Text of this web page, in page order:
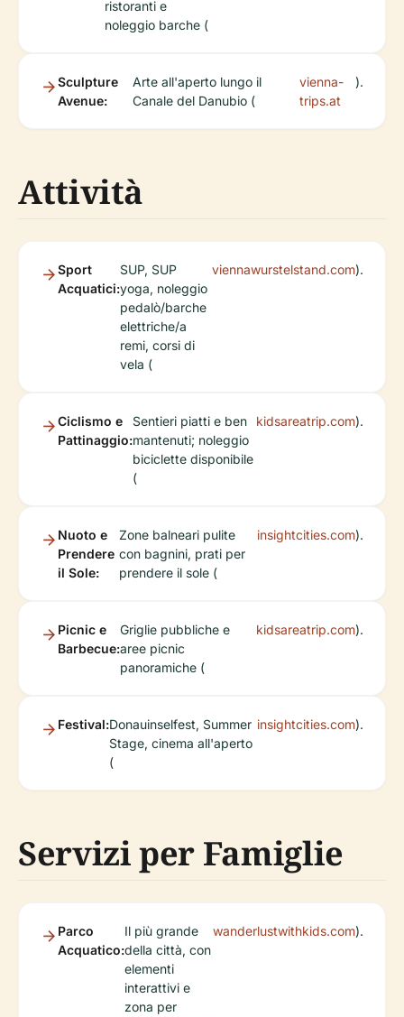
ristoranti e
noleggio barche (
Sculpture
Avenue:
Arte all'aperto lungo il
Canale del Danubio (
vienna-
trips.at
).
Attività
Sport
Acquatici:
SUP, SUP
yoga, noleggio
pedalò/barche
elettriche/a
remi, corsi di
vela (
viennawurstelstand.com).
Ciclismo e
Pattinaggio:
Sentieri piatti e ben
mantenuti; noleggio
biciclette disponibile
(
kidsareatrip.com).
Nuoto e
Prendere
il Sole:
Zone balneari pulite
con bagnini, prati per
prendere il sole (
insightcities.com).
Picnic e
Barbecue:
Griglie pubbliche e
aree picnic
panoramiche (
kidsareatrip.com).
Festival:Donauinselfest, Summer
Stage, cinema all'aperto
(
insightcities.com).
Servizi per Famiglie
Parco
Acquatico:
Il più grande
della città, con
elementi
interattivi e
zona per
wanderlustwithkids.com).